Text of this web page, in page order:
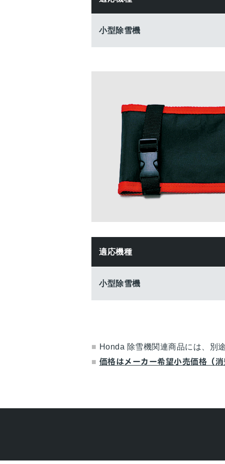
小型除雪機
適応機種
小型除雪機
Honda 除雪機関連商品には、別
価格はメーカー希望小売価格（